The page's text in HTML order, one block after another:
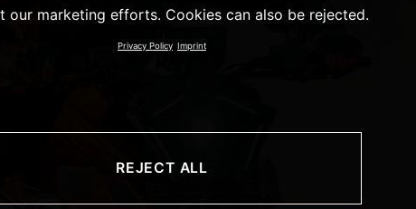
our marketing efforts. Cookies can also be rejected.
Privacy Policy Imprint
REJECT ALL